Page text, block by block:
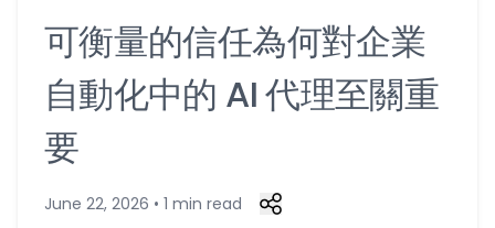
可衡量的信任為何對企業
自動化中的 AI 代理至關重
要
June 22, 2026 • 1 min read